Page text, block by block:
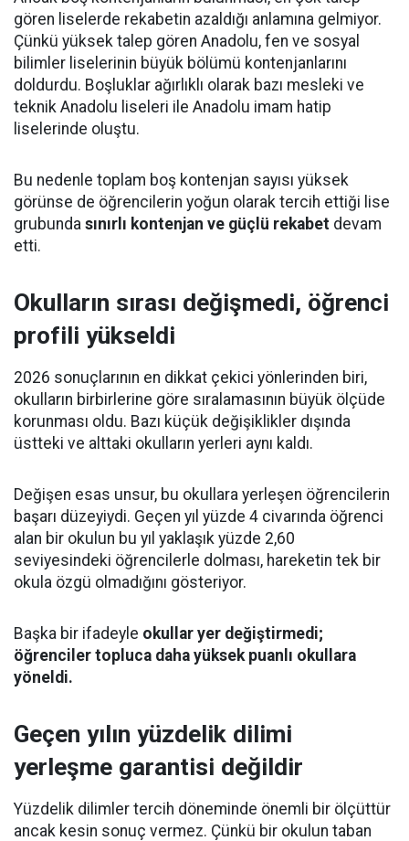
gören liselerde rekabetin azaldığı anlamına gelmiyor.
Çünkü yüksek talep gören Anadolu, fen ve sosyal
bilimler liselerinin büyük bölümü kontenjanlarını
doldurdu. Boşluklar ağırlıklı olarak bazı mesleki ve
teknik Anadolu liseleri ile Anadolu imam hatip
liselerinde oluştu.
Bu nedenle toplam boş kontenjan sayısı yüksek
görünse de öğrencilerin yoğun olarak tercih ettiği lise
grubunda sınırlı kontenjan ve güçlü rekabet devam
etti.
Okulların sırası değişmedi, öğrenci
profili yükseldi
2026 sonuçlarının en dikkat çekici yönlerinden biri,
okulların birbirlerine göre sıralamasının büyük ölçüde
korunması oldu. Bazı küçük değişiklikler dışında
üstteki ve alttaki okulların yerleri aynı kaldı.
Değişen esas unsur, bu okullara yerleşen öğrencilerin
başarı düzeyiydi. Geçen yıl yüzde 4 civarında öğrenci
alan bir okulun bu yıl yaklaşık yüzde 2,60
seviyesindeki öğrencilerle dolması, hareketin tek bir
okula özgü olmadığını gösteriyor.
Başka bir ifadeyle okullar yer değiştirmedi;
öğrenciler topluca daha yüksek puanlı okullara
yöneldi.
Geçen yılın yüzdelik dilimi
yerleşme garantisi değildir
Yüzdelik dilimler tercih döneminde önemli bir ölçüttür
ancak kesin sonuç vermez. Çünkü bir okulun taban